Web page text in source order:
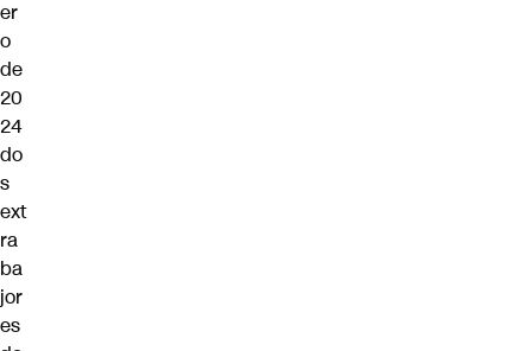
er
o
de
20
24
do
s
ext
ra
ba
jor
es